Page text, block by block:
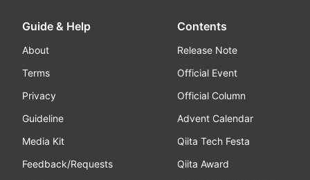
Guide & Help
About
Terms
Privacy
Guideline
Media Kit
Feedback/Requests
Contents
Release Note
Official Event
Official Column
Advent Calendar
Qiita Tech Festa
Qiita Award